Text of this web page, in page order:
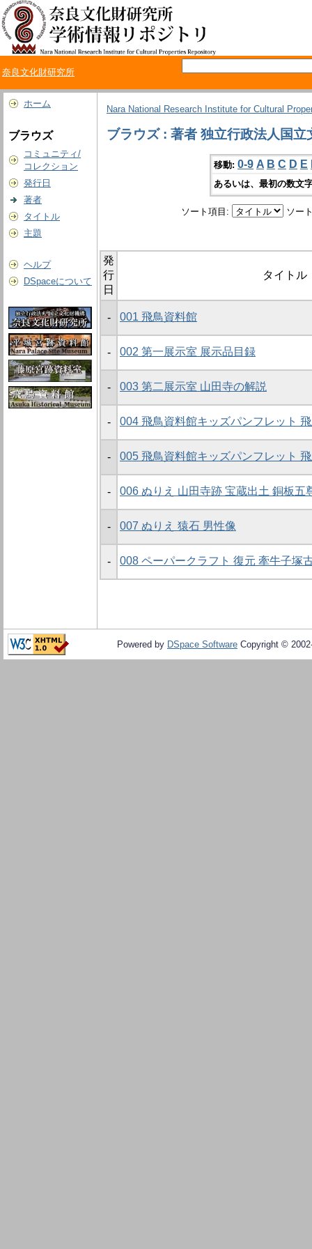
奈良文化財研究所
ホーム
ブラウズ
コミュニティ/
コレクション
発行日
著者
タイトル
主題
ヘルプ
DSpaceについて
Nara National Research Institute for Cultural
ブラウズ : 著者 独立行政法人国
移動: 0-9 A B C D E
あるいは、最初の数文
ソート項目: ソー
発
行
日
タイトル
- 001 飛鳥資料館
- 002 第一展示室 展示品目録
- 003 第二展示室 山田寺の解説
- 004 飛鳥資料館キッズパンフレット
- 005 飛鳥資料館キッズパンフレット
- 006 ぬりえ 山田寺跡 宝蔵出土 銅板五
- 007 ぬりえ 猿石 男性像
- 008 ペーパークラフト 復元 牽牛子塚
Powered by DSpace Software Copyright ©